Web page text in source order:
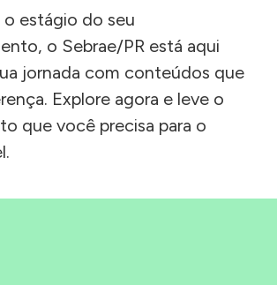
estágio do seu
o Sebrae/PR está aqui
jornada com conteúdos que
Explore agora e leve o
que você precisa para o